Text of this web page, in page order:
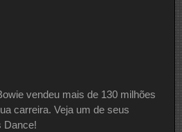
vendeu mais de 130 milhões
carreira. Veja um de seus
Dance!